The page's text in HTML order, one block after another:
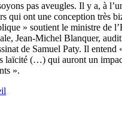
pas aveugles. Il y a, à
qui ont une conception très
» soutient le ministre de
Jean-Michel Blanquer,
de Samuel Paty. Il entend
laïcité (…) qui auront un
».